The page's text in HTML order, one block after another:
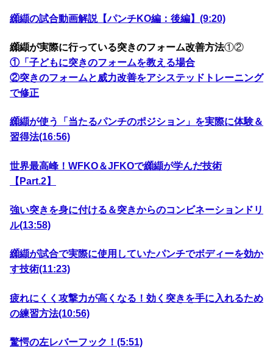
纐纈の試合動画解説【パンチKO編：後編】(9:20)
纐纈が実際に行っている突きのフォーム改善方法①②
①「子どもに突きのフォームを教える場合
②突きのフォームと威力改善をアシステッドトレーニング
で修正
纐纈が使う「当たるパンチのポジション」を実際に体験＆
習得法(16ː56)
世界最高峰！WFKO＆JFKOで纐纈が学んだ技術
【Part.2】
強い突きを身に付ける＆突きからのコンビネーションドリ
ル(13:58)
纐纈が試合で実際に使用していたパンチでボディーを効か
す技術(11:23)
疲れにくく攻撃力が高くなる！効く突きを手に入れるため
の練習方法(10:56)
驚愕の左レバーフック！(5:51)